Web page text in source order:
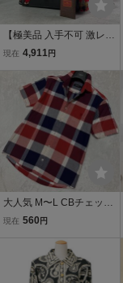
【極美品 入手不可 激レ
ア】エトロ ETRO バック
ック バッグ 総柄 キャンバ
ス レザー 大容量 A4\PC◎
トリム柄
現在 4,911 円
大人気 M〜L CBチェック
柄 ブラックレーベルクレ
ツ 胸元ロゴ刺繍 マルチカ
ラー メンズ BLACK LABE
L CRESTBRIDGE
現在 560 円